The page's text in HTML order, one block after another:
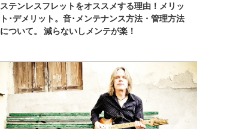
ステンレスフレットをオススメする理由！メリッ
ト･デメリット。音･メンテナンス方法・管理方法
について。 減らないしメンテが楽！